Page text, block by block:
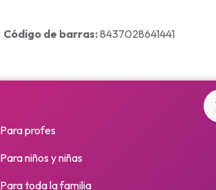
Código de barras:8437028641441
Para profes
Para niños y niñas
Para toda la familia